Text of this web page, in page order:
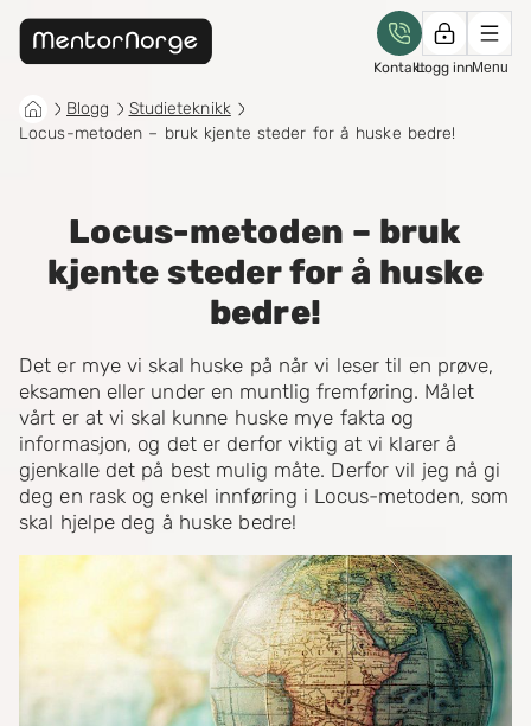
Logg innMenu
Kontakt
Blogg
Studieteknikk
Locus-metoden – bruk kjente steder for å huske bedre!
Locus-metoden – bruk
kjente steder for å huske
bedre!
Det er mye vi skal huske på når vi leser til en prøve,
eksamen eller under en muntlig fremføring. Målet
vårt er at vi skal kunne huske mye fakta og
informasjon, og det er derfor viktig at vi klarer å
gjenkalle det på best mulig måte. Derfor vil jeg nå gi
deg en rask og enkel innføring i Locus-metoden, som
skal hjelpe deg å huske bedre!